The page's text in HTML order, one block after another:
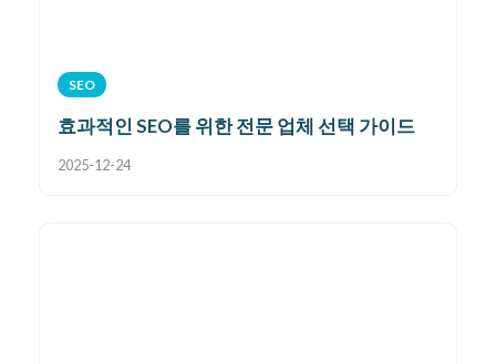
SEO
효과적인 SEO를 위한 전문 업체 선택 가이드
2025-12-24